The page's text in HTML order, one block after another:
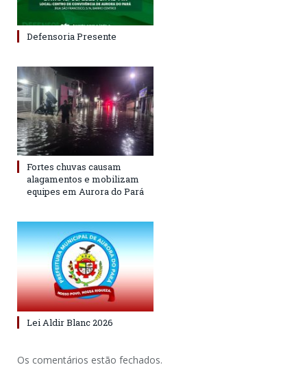
Defensoria Presente
Fortes chuvas causam
alagamentos e mobilizam
equipes em Aurora do Pará
Lei Aldir Blanc 2026
Os comentários estão fechados.